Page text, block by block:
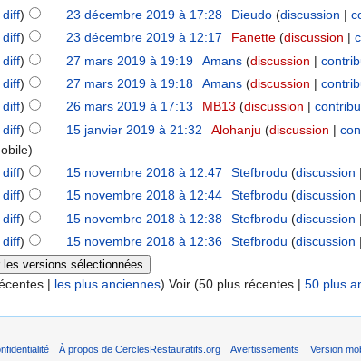
diff) 23 décembre 2019 à 17:28 Dieudo (discussion |
diff) 23 décembre 2019 à 12:17 Fanette (discussion |
diff) 27 mars 2019 à 19:19 Amans (discussion |
diff) 27 mars 2019 à 19:18 Amans (discussion |
diff) 26 mars 2019 à 17:13 MB13 (discussion |
diff) 15 janvier 2019 à 21:32 Alohanju (discussion |
)
diff) 15 novembre 2018 à 12:47 Stefbrodu (discussion |
diff) 15 novembre 2018 à 12:44 Stefbrodu (discussion |
diff) 15 novembre 2018 à 12:38 Stefbrodu (discussion |
diff) 15 novembre 2018 à 12:36 Stefbrodu (discussion |
| les plus anciennes) Voir (50 plus récentes | 50 plus
À propos de CerclesRestauratifs.org Avertissements Version